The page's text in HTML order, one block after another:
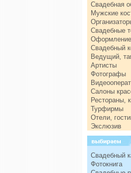
Свадебная
Мужские
Свадебные
Свадебный
Ведущий,
Артисты
Фотографы
Салоны
Рестораны,
Турфирмы
Отели,
Экслюзив
Свадебный
Фотокнига